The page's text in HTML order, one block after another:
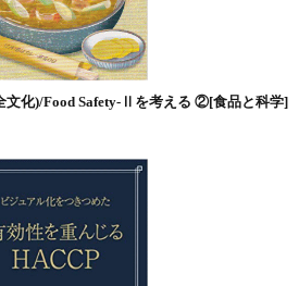
文化)/Food Safety-Ⅱを考える ②[食品と科学]